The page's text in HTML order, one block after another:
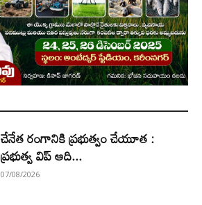
చేనేత రంగానికి ప్రభుత్వం చేయూత :
ప్రభుత్వ విప్ ఆది...
07/08/2026